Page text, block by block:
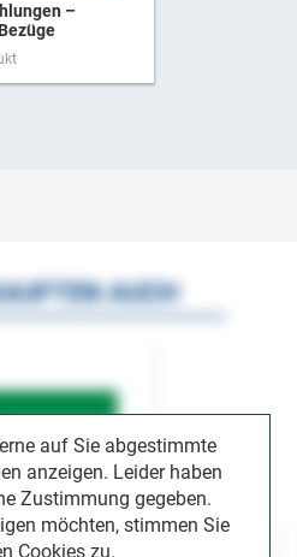
–
auf Sie abgestimmte
anzeigen. Leider haben
Zustimmung gegeben.
möchten, stimmen Sie
Cookies zu.
AUCH